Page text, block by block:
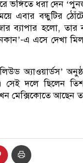
ধরা দেন
এবার বন্ধুটির
ব্যাপার হলো,
এ এসে দেখা
অ্যাওয়ার্ডস’
দলে ছিলেন
মেক্সিকোতে আছেন